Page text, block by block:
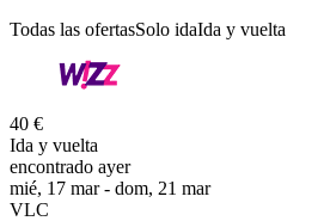
Todas las ofertasSolo idaIda y vuelta
40 €
Ida y vuelta
encontrado ayer
mié, 17 mar - dom, 21 mar
VLC